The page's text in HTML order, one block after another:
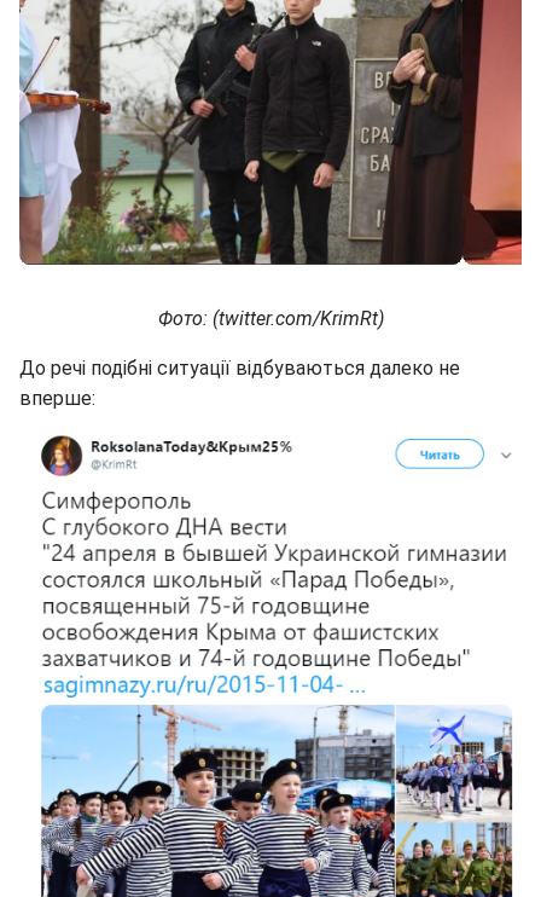
Фото: (twitter.com/KrimRt)
До речі подібні ситуації відбуваються далеко не
вперше: